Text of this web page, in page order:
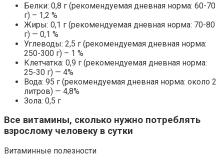
Белки: 0,8 г (рекомендуемая дневная норма: 60-70
г) – 1,2 %
Жиры: 0,1 г (рекомендуемая дневная норма: 70-80
г) — 0,1 %
Углеводы: 2,5 г (рекомендуемая дневная норма:
250-300 г) – 1 %
Клетчатка: 0,9 г (рекомендуемая дневная норма:
25-30 г) — 4%
Вода: 95 г (рекомендуемая дневная норма: около 2
литров) — 4,8%
Зола: 0,5 г
Все витамины, сколько нужно потреблять
взрослому человеку в сутки
Витаминные полезности